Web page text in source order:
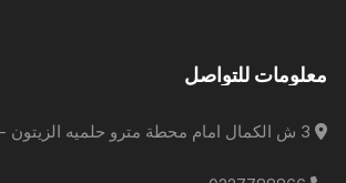
معلومات للتواصل